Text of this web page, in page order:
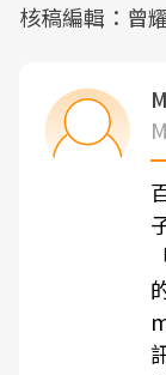
核稿編輯：曾